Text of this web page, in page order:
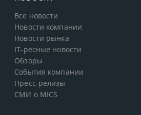
Все новости
Новости компании
Новости рынка
IT-ресные новости
Обзоры
События компании
Пресс-релизы
СМИ о MICS